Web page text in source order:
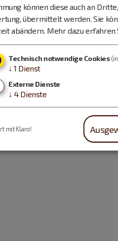
können diese auch an
übermittelt werden. Sie
abändern. Mehr dazu erfahren
Technisch notwendige Cookies
↓ 1 Dienst
Externe Dienste
↓ 4 Dienste
mit Klaro!